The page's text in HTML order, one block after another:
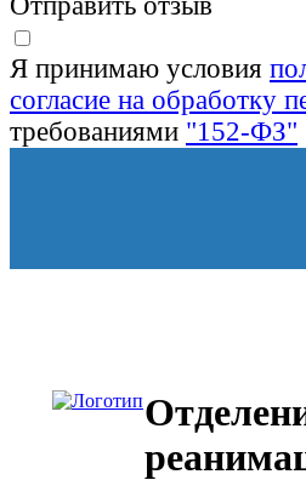
Я принимаю условия
согласие на обработку
требованиями "152-ФЗ"